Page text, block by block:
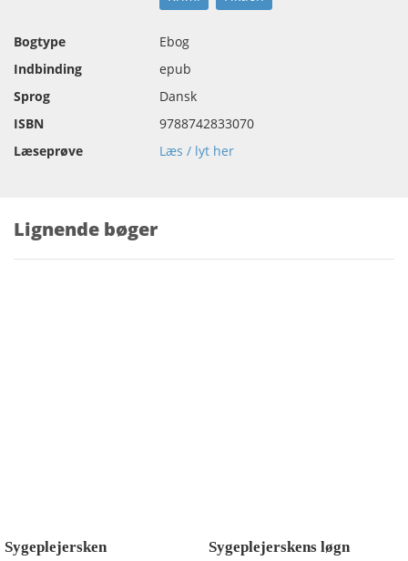
Bogtype
Ebog
Indbinding
epub
Sprog
Dansk
ISBN
9788742833070
Læseprøve
Læs / lyt her
Lignende bøger
Sygeplejersken Sygeplejerskens løgn